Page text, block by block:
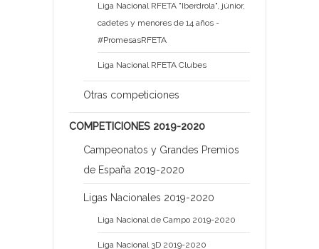
Liga Nacional RFETA "Iberdrola", júnior,
cadetes y menores de 14 años -
#PromesasRFETA
Liga Nacional RFETA Clubes
Otras competiciones
COMPETICIONES 2019-2020
Campeonatos y Grandes Premios
de España 2019-2020
Ligas Nacionales 2019-2020
Liga Nacional de Campo 2019-2020
Liga Nacional 3D 2019-2020